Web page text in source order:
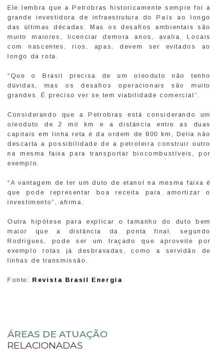
Ele lembra que a Petrobras historicamente sempre foi a
grande investidora de infraestrutura do País ao longo
das últimas décadas. Mas os desafios ambientais são
muito maiores, licenciar demora anos, avalia. Locais
com nascentes, rios, apas, devem ser evitados ao
longo da rota.
“Que o Brasil precisa de um oleoduto não tenho
dúvidas, mas os desafios operacionais são muito
grandes. É preciso ver se tem viabilidade comercial”.
Considerando que a Petrobras está considerando um
oleoduto de 2 mil km e a distância entre as duas
capitais em linha reta é da ordem de 800 km, Delia não
descarta a possibilidade de a petroleira construir outro
na mesma faixa para transportar biocombustíveis, por
exemplo.
“A vantagem de ter um duto de etanol na mesma faixa é
que pode representar boa receita para amortizar o
investimento”, afirma.
Outra hipótese para explicar o tamanho do duto bem
maior que a distância da ponta final, segundo
Rodrigues, pode ser um traçado que aproveite por
exemplo rotas já desbravadas, como a servidão de
linhas de transmissão.
Fonte: Revista Brasil Energia
ÁREAS DE ATUAÇÃO
RELACIONADAS